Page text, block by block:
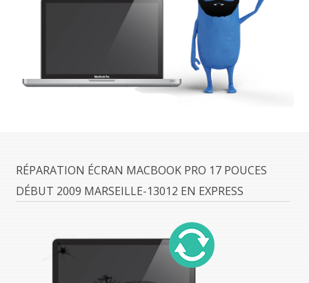
RÉPARATION ÉCRAN MACBOOK PRO 17 POUCES
DÉBUT 2009 MARSEILLE-13012 EN EXPRESS